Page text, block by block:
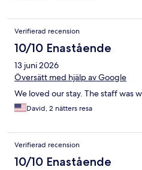
Verifierad recension
10/10 Enastående
13 juni 2026
Översätt med hjälp av Google
We loved our stay. The staff was
David, 2 nätters resa
Verifierad recension
10/10 Enastående